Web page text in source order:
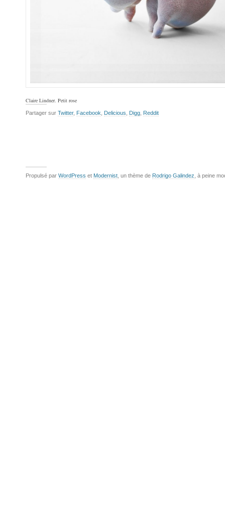
Claire Lindner. Petit rose
Partager sur Twitter, Facebook Delicious Digg Reddit
Propulsé par WordPress et Modernist , un thème de Rodrigo Galindez , à peine